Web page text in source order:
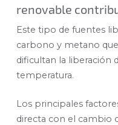
renovable
Este tipo de fuentes
carbono y metano
dificultan la liberación
temperatura.
Los principales
directa con el cambio